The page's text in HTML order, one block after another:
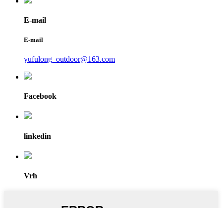
E-mail
E-mail
yufulong_outdoor@163.com
Facebook
linkedin
Vrh